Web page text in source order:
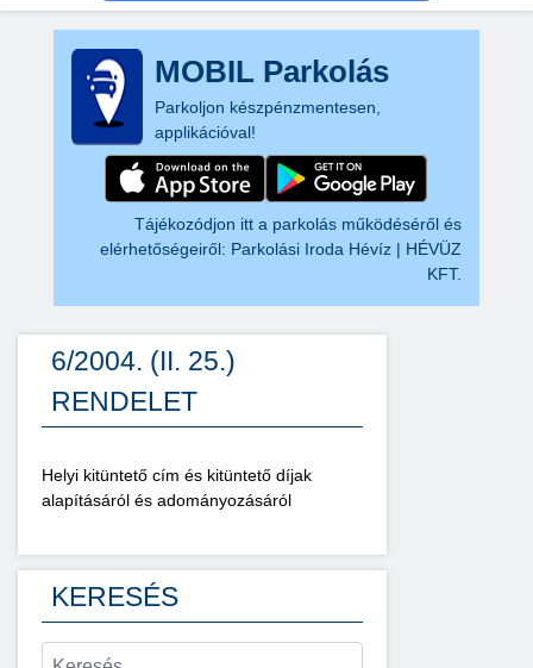
MOBIL Parkolás
Parkoljon készpénzmentesen,
applikációval!
Tájékozódjon itt a parkolás működéséről és
elérhetőségeiről: Parkolási Iroda Hévíz | HÉVÜZ
KFT.
6/2004. (II. 25.)
RENDELET
Helyi kitüntető cím és kitüntető díjak
alapításáról és adományozásáról
KERESÉS